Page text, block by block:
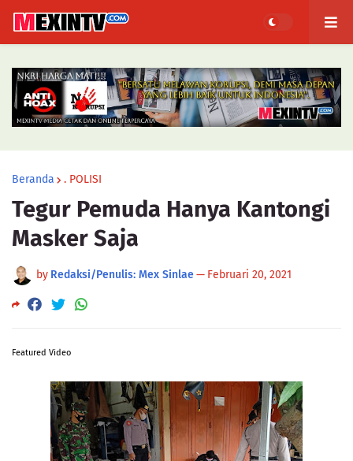
Beranda . POLISI
Tegur Pemuda Hanya Kantongi
Masker Saja
by Redaksi/Penulis: Mex Sinlae— Februari 20, 2021
Featured Video